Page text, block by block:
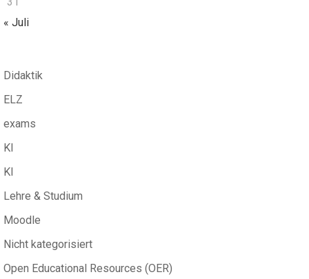
« Juli
Didaktik
ELZ
exams
KI
KI
Lehre & Studium
Moodle
Nicht kategorisiert
Open Educational Resources (OER)